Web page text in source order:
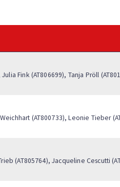
Fink (AT806699), Tanja Pröll
(AT800733), Leonie Tieber
(AT805764), Jacqueline Cescutti